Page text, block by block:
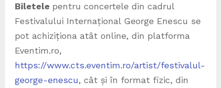
Biletele pentru concertele din cadrul
Festivalului Internațional George Enescu se
pot achiziționa atât online, din platforma
Eventim.ro,
https://www.cts.eventim.ro/artist/festivalul-
george-enescu, cât și în format fizic, din